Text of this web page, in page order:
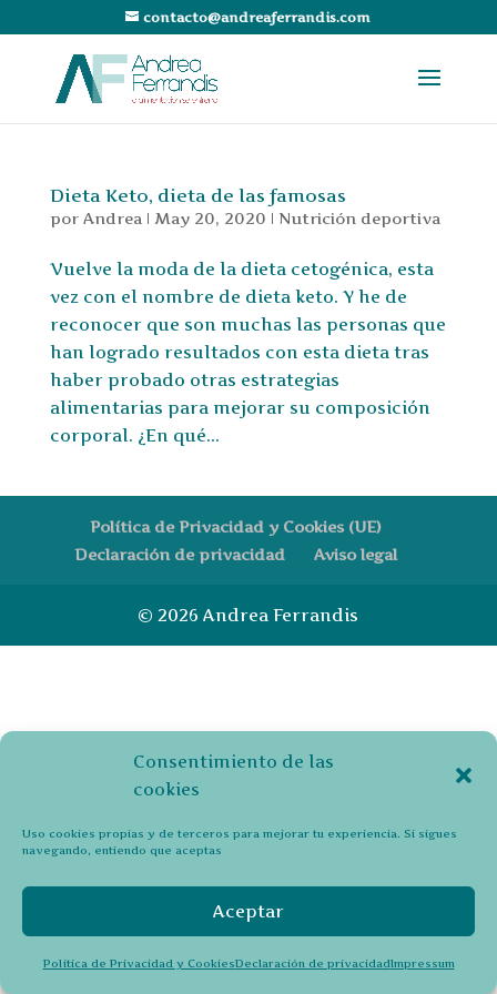
Consentimiento de las
cookies
Uso cookies propias y de terceros para mejorar tu experiencia. Si sigues
navegando, entiendo que aceptas
Aceptar
Política de Privacidad y CookiesDeclaración de privacidadImpressum
contacto@andreaferrandis.com
Dieta Keto, dieta de las famosas
por Andrea | May 20, 2020 | Nutrición deportiva
Vuelve la moda de la dieta cetogénica, esta
vez con el nombre de dieta keto. Y he de
reconocer que son muchas las personas que
han logrado resultados con esta dieta tras
haber probado otras estrategias
alimentarias para mejorar su composición
corporal. ¿En qué...
Política de Privacidad y Cookies (UE)
Declaración de privacidad
Aviso legal
© 2026 Andrea Ferrandis